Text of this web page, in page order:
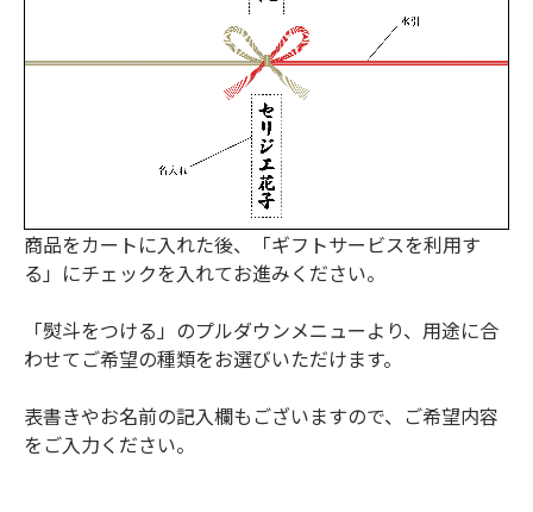
商品をカートに入れた後、「ギフトサービスを利用す
る」にチェックを入れてお進みください。
「熨斗をつける」のプルダウンメニューより、用途に合
わせてご希望の種類をお選びいただけます。
表書きやお名前の記入欄もございますので、ご希望内容
をご入力ください。